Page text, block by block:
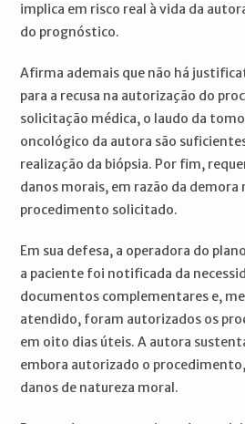
implica em risco real à vida da
do prognóstico.
Afirma ademais que não há
para a recusa na autorização do
solicitação médica, o laudo da
oncológico da autora são
realização da biópsia. Por fim,
danos morais, em razão da demora
procedimento solicitado.
Em sua defesa, a operadora do
a paciente foi notificada da
documentos complementares e,
atendido, foram autorizados os
em oito dias úteis. A autora
embora autorizado o
danos de natureza moral.